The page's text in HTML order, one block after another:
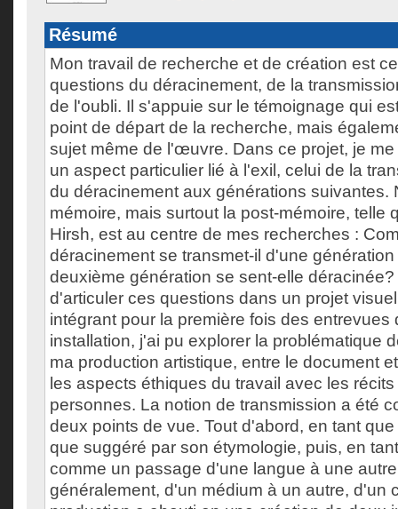
Résumé
Mon travail de recherche et de création est
questions du déracinement, de la
de l'oubli. Il s'appuie sur le témoignage qui
point de départ de la recherche, mais
sujet même de l'œuvre. Dans ce projet, je
un aspect particulier lié à l'exil, celui de la
du déracinement aux générations suivantes.
mémoire, mais surtout la post-mémoire, telle
Hirsh, est au centre de mes recherches :
déracinement se transmet-il d'une
deuxième génération se sent-elle
d'articuler ces questions dans un projet
intégrant pour la première fois des entrevues
installation, j'ai pu explorer la problématique
ma production artistique, entre le document
les aspects éthiques du travail avec les
personnes. La notion de transmission a été
deux points de vue. Tout d'abord, en tant
que suggéré par son étymologie, puis, en
comme un passage d'une langue à une
généralement, d'un médium à un autre, d'un